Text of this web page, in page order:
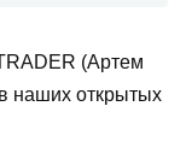
(Артем
наших открытых